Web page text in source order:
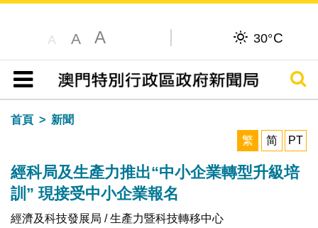
A A A 30°C
目錄
搜尋
首頁
新聞
繁
简 PT
經科局及生產力推出“中小企業轉型升級培
訓” 現接受中小企業報名
經濟及科技發展局 / 生產力暨科技轉移中心